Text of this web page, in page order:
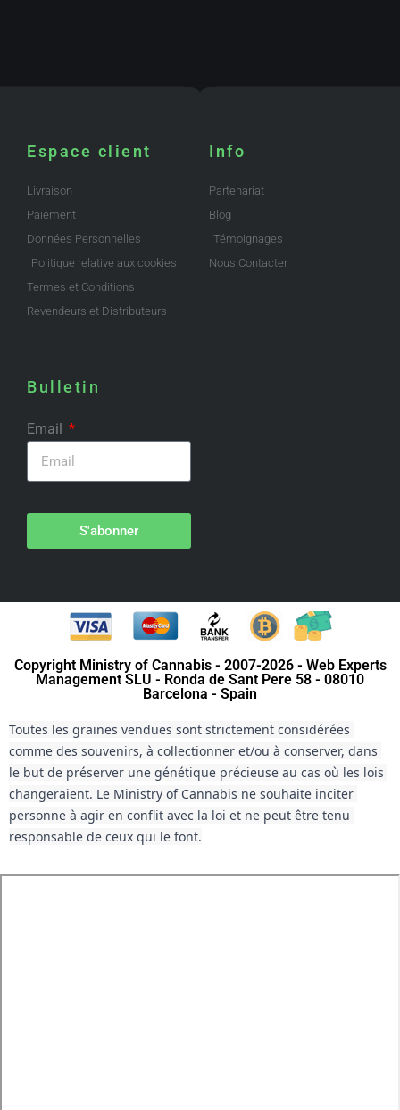
Espace client
Livraison
Paiement
Données Personnelles
Politique relative aux cookies
Termes et Conditions
Revendeurs et Distributeurs
Info
Partenariat
Blog
Témoignages
Nous Contacter
Bulletin
Email
S'abonner
Copyright Ministry of Cannabis - 2007-2026 - Web Experts
Management SLU - Ronda de Sant Pere 58 - 08010
Barcelona - Spain
Toutes les graines vendues sont strictement considérées
comme des souvenirs, à collectionner et/ou à conserver, dans
le but de préserver une génétique précieuse au cas où les lois
changeraient. Le Ministry of Cannabis ne souhaite inciter
personne à agir en conflit avec la loi et ne peut être tenu
responsable de ceux qui le font.